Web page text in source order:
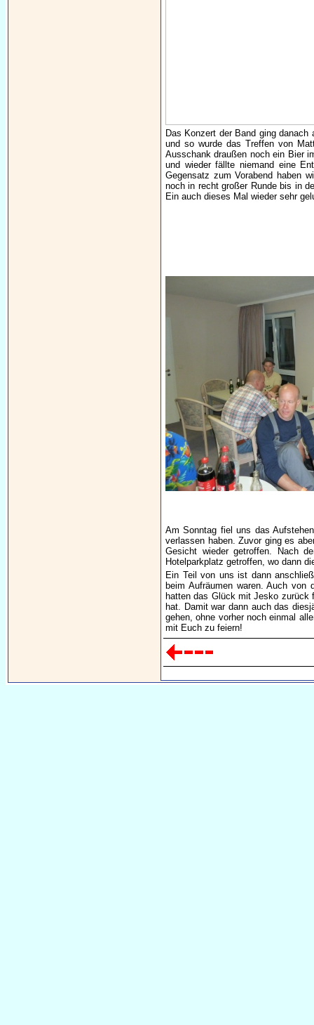
Das Konzert der Band ging
und so wurde das Treffen von
Ausschank draußen noch ein Bier
und wieder fällte niemand eine
Gegensatz zum Vorabend haben
noch in recht großer Runde bis in
Ein auch dieses Mal wieder sehr
Am Sonntag fiel uns das
verlassen haben. Zuvor ging es
Gesicht wieder getroffen. Nach
Hotelparkplatz getroffen, wo dann
Ein Teil von uns ist dann
beim Aufräumen waren. Auch von
hatten das Glück mit Jesko zurück
hat. Damit war dann auch das
gehen, ohne vorher noch einmal
mit Euch zu feiern!